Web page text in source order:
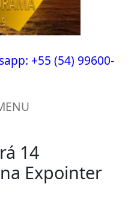
+55 (54) 99600-
14
Expointer